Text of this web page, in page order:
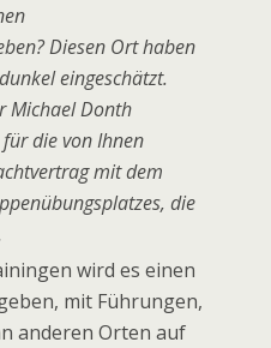
Diesen Ort haben
eingeschätzt.
Michael Donth
die von Ihnen
mit dem
die
wird es einen
mit Führungen,
anderen Orten auf